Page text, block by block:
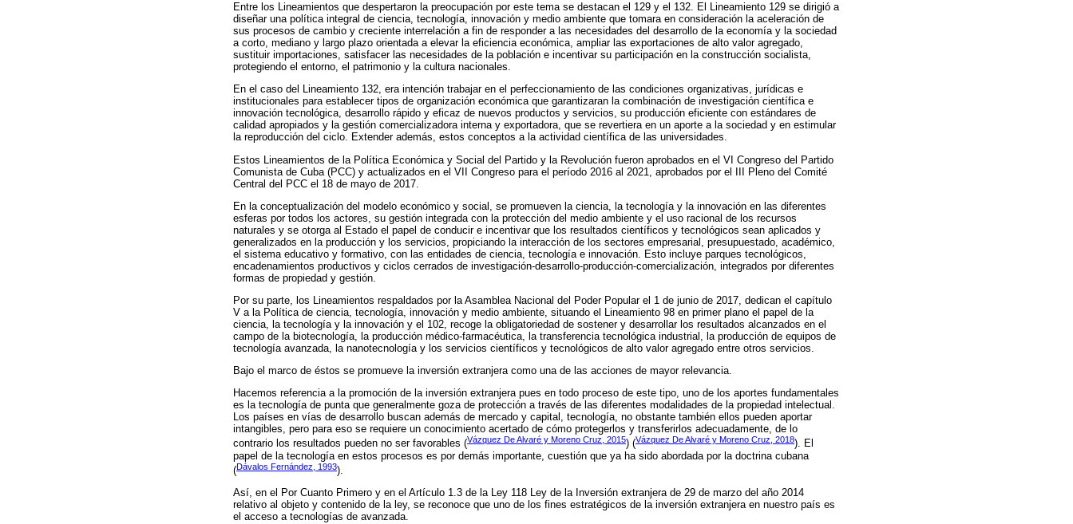
Entre los Lineamientos que despertaron la preocupación por este tema se destacan el 129 y el 132. El Lineamiento 129 se dirigió a
diseñar una política integral de ciencia, tecnología, innovación y medio ambiente que tomara en consideración la aceleración de
sus procesos de cambio y creciente interrelación a fin de responder a las necesidades del desarrollo de la economía y la sociedad
a corto, mediano y largo plazo orientada a elevar la eficiencia económica, ampliar las exportaciones de alto valor agregado,
sustituir importaciones, satisfacer las necesidades de la población e incentivar su participación en la construcción socialista,
protegiendo el entorno, el patrimonio y la cultura nacionales.
En el caso del Lineamiento 132, era intención trabajar en el perfeccionamiento de las condiciones organizativas, jurídicas e
institucionales para establecer tipos de organización económica que garantizaran la combinación de investigación científica e
innovación tecnológica, desarrollo rápido y eficaz de nuevos productos y servicios, su producción eficiente con estándares de
calidad apropiados y la gestión comercializadora interna y exportadora, que se revertiera en un aporte a la sociedad y en estimular
la reproducción del ciclo. Extender además, estos conceptos a la actividad científica de las universidades.
Estos Lineamientos de la Política Económica y Social del Partido y la Revolución fueron aprobados en el VI Congreso del Partido
Comunista de Cuba (PCC) y actualizados en el VII Congreso para el período 2016 al 2021, aprobados por el III Pleno del Comité
Central del PCC el 18 de mayo de 2017.
En la conceptualización del modelo económico y social, se promueven la ciencia, la tecnología y la innovación en las diferentes
esferas por todos los actores, su gestión integrada con la protección del medio ambiente y el uso racional de los recursos
naturales y se otorga al Estado el papel de conducir e incentivar que los resultados científicos y tecnológicos sean aplicados y
generalizados en la producción y los servicios, propiciando la interacción de los sectores empresarial, presupuestado, académico,
el sistema educativo y formativo, con las entidades de ciencia, tecnología e innovación. Esto incluye parques tecnológicos,
encadenamientos productivos y ciclos cerrados de investigación-desarrollo-producción-comercialización, integrados por diferentes
formas de propiedad y gestión.
Por su parte, los Lineamientos respaldados por la Asamblea Nacional del Poder Popular el 1 de junio de 2017, dedican el capítulo
V a la Política de ciencia, tecnología, innovación y medio ambiente, situando el Lineamiento 98 en primer plano el papel de la
ciencia, la tecnología y la innovación y el 102, recoge la obligatoriedad de sostener y desarrollar los resultados alcanzados en el
campo de la biotecnología, la producción médico-farmacéutica, la transferencia tecnológica industrial, la producción de equipos de
tecnología avanzada, la nanotecnología y los servicios científicos y tecnológicos de alto valor agregado entre otros servicios.
Bajo el marco de éstos se promueve la inversión extranjera como una de las acciones de mayor relevancia.
Hacemos referencia a la promoción de la inversión extranjera pues en todo proceso de este tipo, uno de los aportes fundamentales
es la tecnología de punta que generalmente goza de protección a través de las diferentes modalidades de la propiedad intelectual.
Los países en vías de desarrollo buscan además de mercado y capital, tecnología, no obstante también ellos pueden aportar
intangibles, pero para eso se requiere un conocimiento acertado de cómo protegerlos y transferirlos adecuadamente, de lo
contrario los resultados pueden no ser favorables (Vázquez De Alvaré y Moreno Cruz, 2015) (Vázquez De Alvaré y Moreno Cruz, 2018). El
papel de la tecnología en estos procesos es por demás importante, cuestión que ya ha sido abordada por la doctrina cubana
(Dávalos Fernández, 1993).
Así, en el Por Cuanto Primero y en el Artículo 1.3 de la Ley 118 Ley de la Inversión extranjera de 29 de marzo del año 2014
relativo al objeto y contenido de la ley, se reconoce que uno de los fines estratégicos de la inversión extranjera en nuestro país es
el acceso a tecnologías de avanzada.